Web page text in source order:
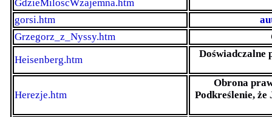
GdzieMiloscWzajemna.htm
gorsi.htm
Grzegorz_z_Nyssy.htm
Heisenberg.htm
Doświadczalne
Herezje.htm
Obrona
Podkreślenie,